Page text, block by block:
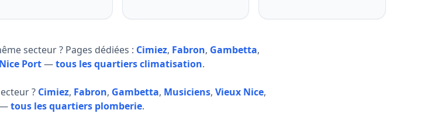
secteur ? Pages dédiées : Cimiez, Fabron, Gambetta,
Nice Port—tous les quartiers climatisation.
? Cimiez, Fabron, Gambetta, Musiciens, Vieux Nice,
tous les quartiers plomberie.